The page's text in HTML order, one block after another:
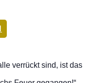
verrückt sind, ist das